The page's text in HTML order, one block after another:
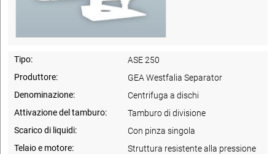
Tipo:
ASE 250
Produttore:
GEA Westfalia Separator
Denominazione:
Centrifuga a dischi
Attivazione del tamburo:
Tamburo di divisione
Scarico di liquidi:
Con pinza singola
Telaio e motore:
Struttura resistente alla pressione